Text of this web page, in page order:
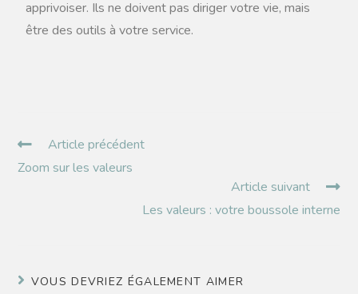
apprivoiser. Ils ne doivent pas diriger votre vie, mais
être des outils à votre service.
Article précédent
Zoom sur les valeurs
Article suivant
Les valeurs : votre boussole interne
VOUS DEVRIEZ ÉGALEMENT AIMER